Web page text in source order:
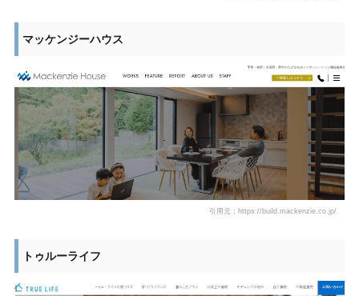
マッケンジーハウス
引用元：https://build.mackenzie.co.jp/
トゥルーライフ